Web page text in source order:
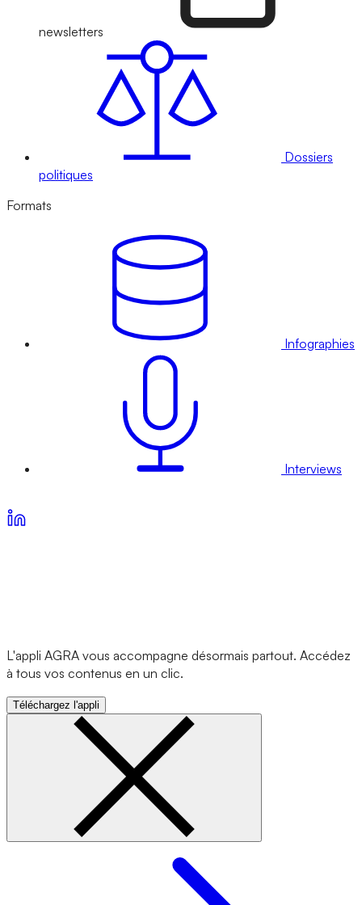
newsletters
Dossiers
politiques
Formats
Infographies
Interviews
L'appli AGRA vous accompagne désormais partout. Accédez
à tous vos contenus en un clic.
Téléchargez l'appli